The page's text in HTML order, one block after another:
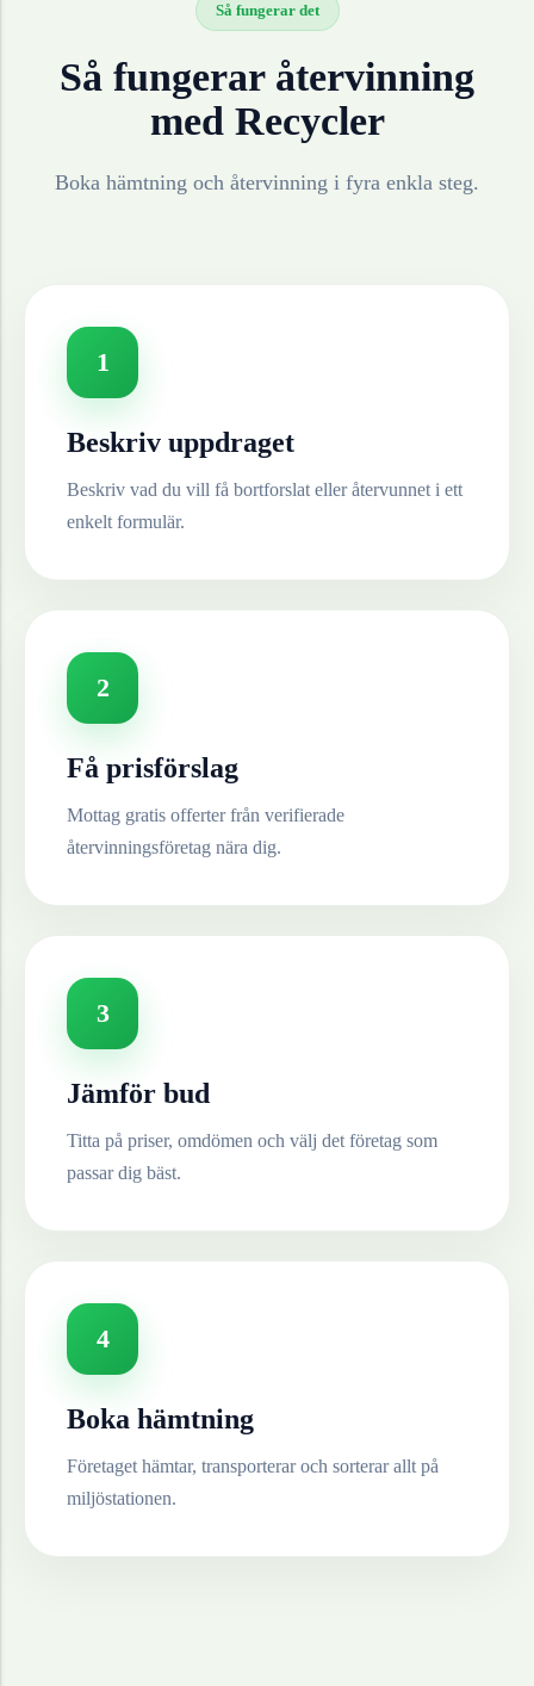
Så fungerar det
Så fungerar återvinning
med Recycler
Boka hämtning och återvinning i fyra enkla steg.
1
Beskriv uppdraget
Beskriv vad du vill få bortforslat eller återvunnet i ett
enkelt formulär.
2
Få prisförslag
Mottag gratis offerter från verifierade
återvinningsföretag nära dig.
3
Jämför bud
Titta på priser, omdömen och välj det företag som
passar dig bäst.
4
Boka hämtning
Företaget hämtar, transporterar och sorterar allt på
miljöstationen.